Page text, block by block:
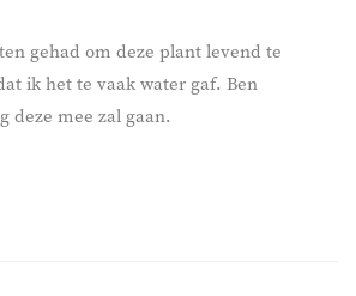
gehad om deze plant levend te
ik het te vaak water gaf. Ben
deze mee zal gaan.